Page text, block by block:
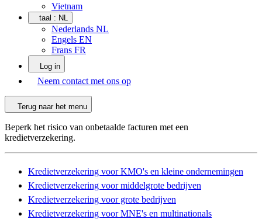
Vietnam
taal : NL
Nederlands NL
Engels EN
Frans FR
Log in
Neem contact met ons op
Terug naar het menu
Beperk het risico van onbetaalde facturen met een
kredietverzekering.
Kredietverzekering voor KMO's en kleine ondernemingen
Kredietverzekering voor middelgrote bedrijven
Kredietverzekering voor grote bedrijven
Kredietverzekering voor MNE's en multinationals